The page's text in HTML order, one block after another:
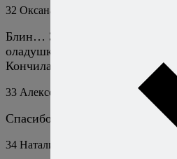
32 Оксана
Блин… Это оказалось слишком
оладушки.
Кончилась сметана?? К черту,
33 Алексей Онегин 22 августа 2023
Спасибо, Оксана, рад, что вам
34 Наталия